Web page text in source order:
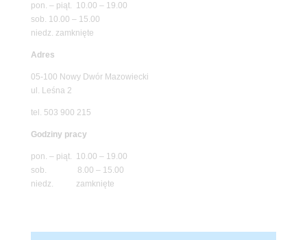
pon. – piąt. 10.00 – 19.00
sob. 10.00 – 15.00
niedz. zamknięte
Adres
05-100 Nowy Dwór Mazowiecki
ul. Leśna 2
tel. 503 900 215
Godziny pracy
pon. – piąt. 10.00 – 19.00
sob. 8.00 – 15.00
niedz. zamknięte